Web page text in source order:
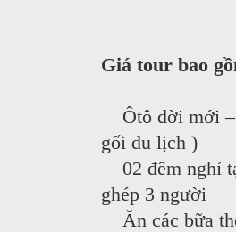
Giá tour bao
Ôtô đời mới –
gối du lịch )
02 đêm nghỉ
ghép 3 người
Ăn các bữa